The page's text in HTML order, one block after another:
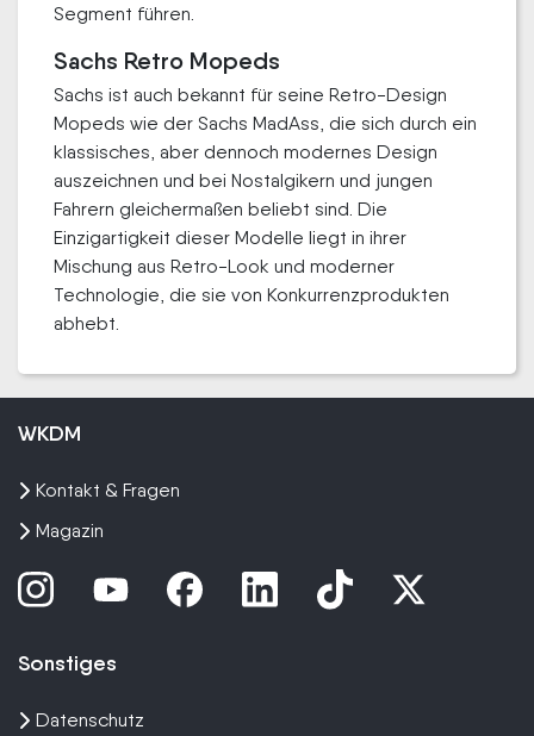
Segment führen.
Sachs Retro Mopeds
Sachs ist auch bekannt für seine Retro-Design
Mopeds wie der Sachs MadAss, die sich durch ein
klassisches, aber dennoch modernes Design
auszeichnen und bei Nostalgikern und jungen
Fahrern gleichermaßen beliebt sind. Die
Einzigartigkeit dieser Modelle liegt in ihrer
Mischung aus Retro-Look und moderner
Technologie, die sie von Konkurrenzprodukten
abhebt.
WKDM
Kontakt & Fragen
Magazin
Sonstiges
Datenschutz